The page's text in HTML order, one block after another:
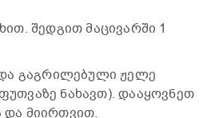
შედგით მაცივარში 1
გაგრილებული ჟელე
ნახავთ). დააყოვნეთ
და მიირთვით.